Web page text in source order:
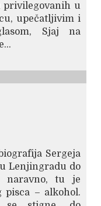
privilegovanih u
upečatljivim i
Sjaj na
Sergeja
Lenjingradu do
naravno, tu je
pisca – alkohol.